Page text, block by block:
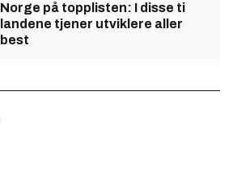
Norge på topplisten: I disse ti
landene tjener utviklere aller
best